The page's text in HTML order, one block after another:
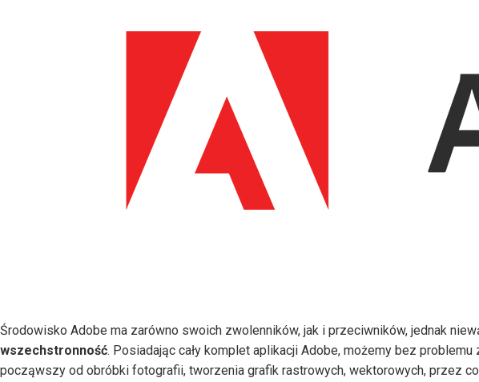
Środowisko Adobe ma zarówno swoich zwolenników, jak i przeciwników, jednak
wszechstronność. Posiadając cały komplet aplikacji Adobe, możemy bez
począwszy od obróbki fotografii, tworzenia grafik rastrowych, wektorowych, przez